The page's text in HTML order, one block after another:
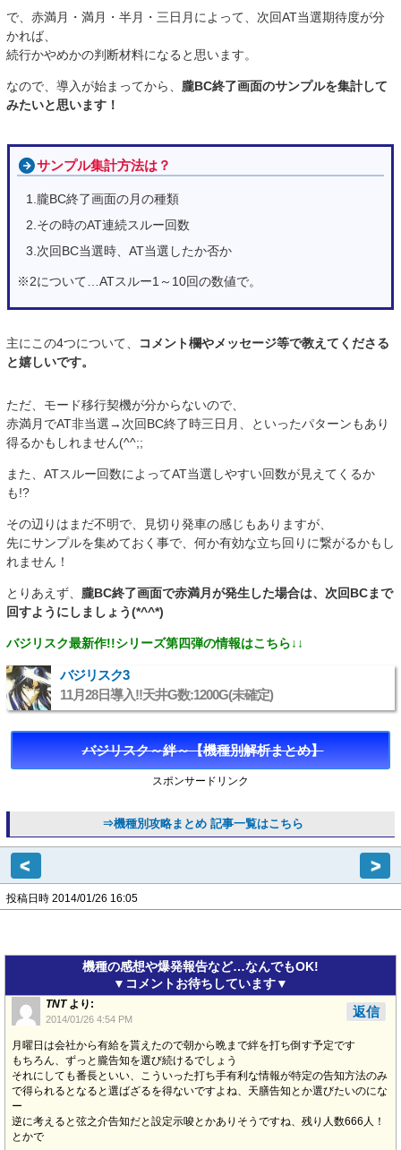
で、赤満月・満月・半月・三日月によって、次回AT当選期待度が分
かれば、
続行かやめかの判断材料になると思います。
なので、導入が始まってから、 朧BC終了画面のサンプルを集計して
みたいと思います！
サンプル集計方法は？
1.朧BC終了画面の月の種類
2.その時のAT連続スルー回数
3.次回BC当選時、AT当選したか否か
※2について…ATスルー1～10回の数値で。
主にこの4つについて、
コメント欄やメッセージ等で教えてくださる
と嬉しいです。
ただ、モード移行契機が分からないので、
赤満月でAT非当選→次回BC終了時三日月、といったパターンもあり
得るかもしれません(^^;;
また、ATスルー回数によってAT当選しやすい回数が見えてくるか
も!?
その辺りはまだ不明で、見切り発車の感じもありますが、
先にサンプルを集めておく事で、何か有効な立ち回りに繋がるかもし
れません！
とりあえず、 朧BC終了画面で赤満月が発生した場合は、次回BCまで
回すようにしましょう(*^^*)
バジリスク最新作!!シリーズ第四弾の情報はこちら↓↓
バジリスク3
11月28日導入!!天井G数:1200G(未確定)
バジリスク～絆～【機種別解析まとめ】
スポンサードリンク
⇒機種別攻略まとめ 記事一覧はこちら
< >
投稿日時 2014/01/26 16:05
機種の感想や爆発報告など…なんでもOK!
▼コメントお待ちしています▼
TNT より:
2014/01/26 4:54 PM
月曜日は会社から有給を貰えたので朝から晩まで絆を打ち倒す予定です
もちろん、ずっと朧告知を選び続けるでしょう
それにしても番長といい、こういった打ち手有利な情報が特定の告知方法のみ
で得られるとなると選ばざるを得ないですよね、天膳告知とか選びたいのにな
ー
逆に考えると弦之介告知だと設定示唆とかありそうですね、残り人数666人！
とかで
返信